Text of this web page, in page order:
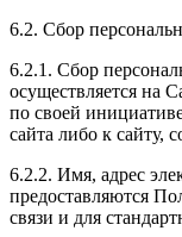
6.2. Сбор
6.2.1. Сбор
осуществляется на
по своей
сайта либо к сайту,
6.2.2. Имя, адрес
предоставляются
связи и для